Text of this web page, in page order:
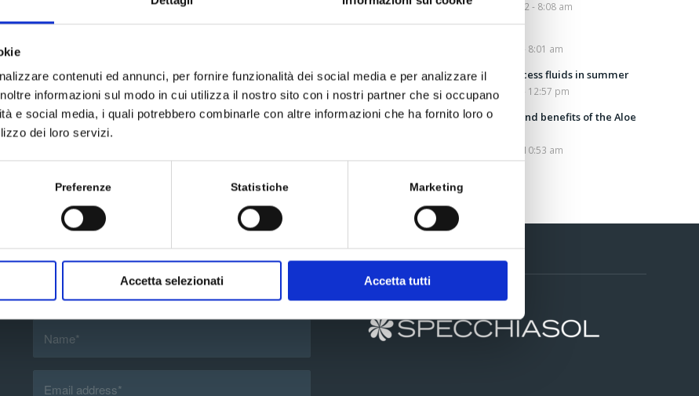
contenuti ed annunci, per fornire funzionalità dei social media e per analizzare il
informazioni sul modo in cui utilizza il nostro sito con i nostri partner che si occupano
e social media, i quali potrebbero combinarle con altre informazioni che ha fornito loro o
dei loro servizi.
Preferenze Statistiche Marketing
Accetta selezionati Accetta tutti
August 5, 2022 - 8:08 am
July 25, 2022 - 8:01 am
Draining excess fluids in summer
July 13, 2022 - 12:57 pm
Properties and benefits of the Aloe
July 5, 2022 - 10:53 am
Send us a message